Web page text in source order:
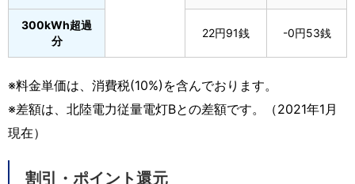
300kWh超過
分
22円91銭 -0円53銭
※料金単価は、消費税(10%)を含んでおります。
※差額は、北陸電力従量電灯Bとの差額です。（2021年1月
現在）
割引・ポイント還元